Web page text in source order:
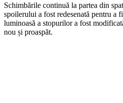
Schimbările continuă la partea din
spoilerului a fost redesenată pentru a
luminoasă a stopurilor a fost
nou și proaspăt.